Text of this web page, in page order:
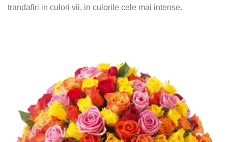
trandafiri in culori vii, in culorile cele mai intense.